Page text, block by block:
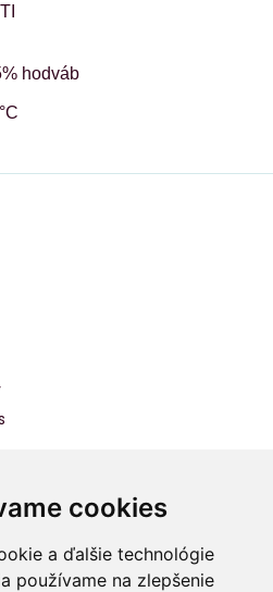
cookies
a ďalšie technológie
používame na zlepšenie
hodváb